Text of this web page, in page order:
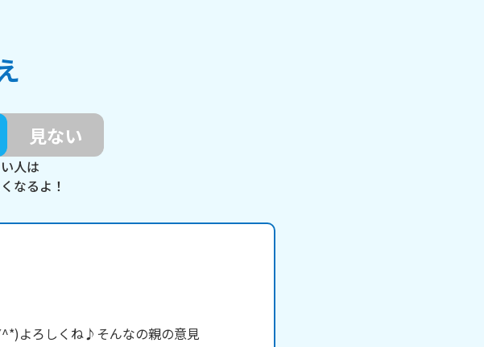
見ない
人は
なるよ！
よろしくね♪そんなの親の意見